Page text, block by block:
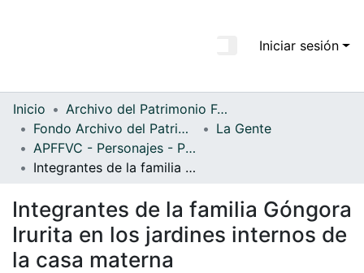
Todo DSpace
Estadísticas
Iniciar sesión
Inicio
Archivo del Patrimonio Fotográfico y Fílmico del Valle del Cauca
Fondo Archivo del Patrimonio Fotográfico y Fílmico del Valle del Cauca
La Gente
APFFVC - Personajes - Patrimonial
Integrantes de la familia Góngora Irurita en los jardines internos de la casa materna
Integrantes de la familia Góngora
Irurita en los jardines internos de
la casa materna